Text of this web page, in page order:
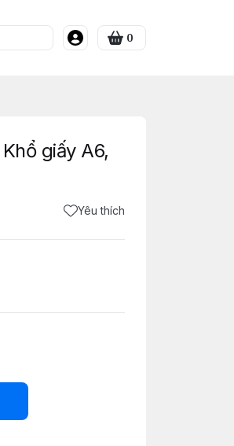
0
giấy A6,
Yêu thích